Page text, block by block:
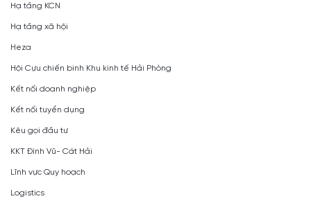
Hạ tầng KCN
Hạ tầng xã hội
Heza
Hội Cựu chiến binh Khu kinh tế Hải Phòng
Kết nối doanh nghiệp
Kết nối tuyển dụng
Kêu gọi đầu tư
KKT Đình Vũ- Cát Hải
Lĩnh vực Quy hoạch
Logistics